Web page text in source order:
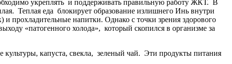
укреплять и поддерживать правильную работу ЖКТ. В
Теплая еда блокирует образование излишнего Инь внутри
прохладительные напитки. Однако с точки зрения здорового
«патогенного холода», который скопился в организме за
культуры, капуста, свекла, зеленый чай. Эти продукты питания